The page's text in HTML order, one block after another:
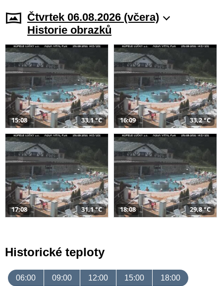
Čtvrtek 06.08.2026 (včera)
Historie obrazků
15:08 33,1 °C 16:09 33,2 °C
17:08 31,1 °C 18:08 29,8 °C
Historické teploty
06:00 09:00 12:00 15:00 18:00